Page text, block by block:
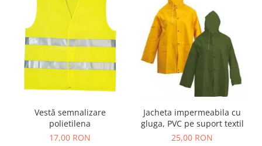
Vestă semnalizare
polietilena
17,00 RON
Jacheta impermeabila cu
gluga, PVC pe suport textil
25,00 RON